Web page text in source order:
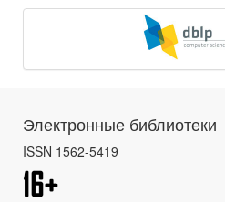
Электронные библиотеки
ISSN 1562-5419